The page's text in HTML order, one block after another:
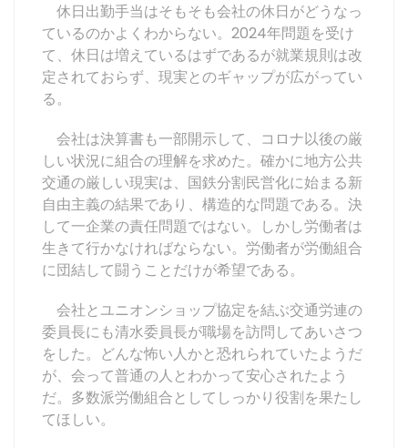
休日出勤手当はそもそも会社の休日がどうなっ
ているのかよくわからない。2024年問題を受け
て、休日は増えているはずであるが就業規則は改
定されておらず、現実とのギャップが広がってい
る。
会社は決算書も一部開示して、コロナ以後の厳
しい状況に組合の理解を求めた。確かに地方公共
交通の厳しい現実は、国鉄分割民営化に始まる新
自由主義の結果であり、構造的な問題である。決
して一企業の責任問題ではない。しかし労働者は
生きて行かなければならない。労働者が労働組合
に団結して闘うことだけが希望である。
会社とユニオンショップ協定を結ぶ交通労連の
委員長にも清水委員長が職場を訪問してあいさつ
をした。どんな怖い人かと恐れられていたようだ
が、会って普通の人とわかって安心されたよう
だ。多数派労働組合としてしっかり役割を果たし
てほしい。